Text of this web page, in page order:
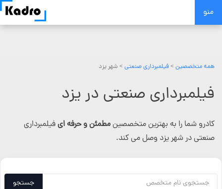
Skip
منو
همه متخصصین >فیلمبرداری صنعتی > شهر یزد
فیلمبرداری صنعتی در یزد
کادرو شما را به بهترین متخصصینمطمئن و حرفه ایفیلمبرداری
صنعتی در شهر یزد وصل می کند.
جستجو